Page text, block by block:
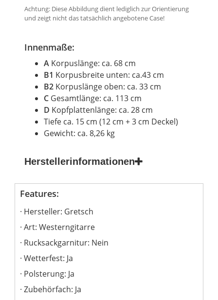
Achtung: Diese Abbildung dient lediglich zur Orientierung
und zeigt nicht das tatsächlich angebotene Case!
Innenmaße:
A Korpuslänge: ca. 68 cm
B1 Korpusbreite unten: ca.43 cm
B2 Korpuslänge oben: ca. 33 cm
C Gesamtlänge: ca. 113 cm
D Kopfplattenlänge: ca. 28 cm
Tiefe ca. 15 cm (12 cm + 3 cm Deckel)
Gewicht: ca. 8,26 kg
Herstellerinformationen
Features:
Hersteller: Gretsch
Art: Westerngitarre
Rucksackgarnitur: Nein
Wetterfest: Ja
Polsterung: Ja
Zubehörfach: Ja